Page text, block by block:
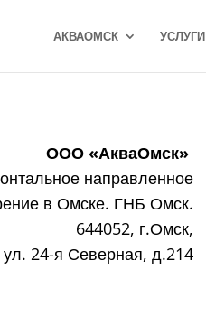
АКВАОМСК УСЛУГИ
ООО «АкваОмск»
направленное
в Омске. ГНБ Омск.
644052, г.Омск,
ул. 24-я Северная, д.214